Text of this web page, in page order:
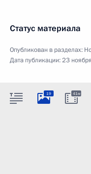
Статус материала
Опубликован в разделах:
Дата публикации:23
19 41м